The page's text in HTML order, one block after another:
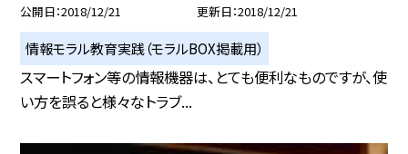
公開日 2018/12/21 更新日 2018/12/21
情報モラル教育実践（モラルBOX掲載用）
スマートフォン等の情報機器は、とても便利なものですが、使
い方を誤ると様々なトラブ...